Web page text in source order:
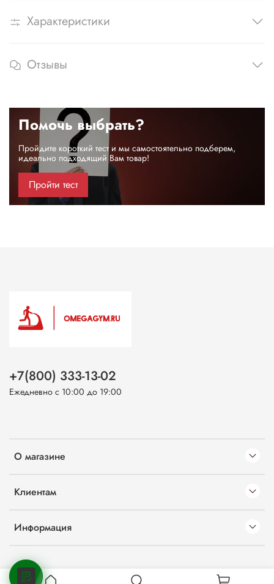
Характеристики
Отзывы
Помочь выбрать?
Пройдите короткий тест и мы самостоятельно подберем,
идеально подходящий Вам товар!
Пройти тест
О магазине
Клиентам
Информация
+7(800) 333-13-02
Ежедневно с 10:00 до 19:00